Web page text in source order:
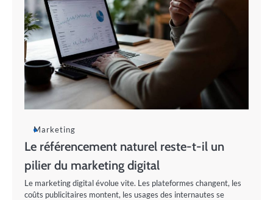
Marketing
Le référencement naturel reste-t-il un
pilier du marketing digital
Le marketing digital évolue vite. Les plateformes changent, les
coûts publicitaires montent, les usages des internautes se